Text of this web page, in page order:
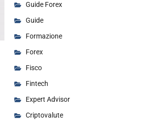
Guide Forex
Guide
Formazione
Forex
Fisco
Fintech
Expert Advisor
Criptovalute